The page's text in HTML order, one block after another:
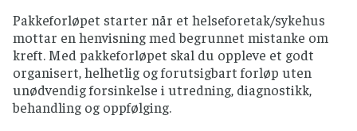
Pakkeforløpet starter når et helseforetak/sykehus
mottar en henvisning med begrunnet mistanke om
kreft. Med pakkeforløpet skal du oppleve et godt
organisert, helhetlig og forutsigbart forløp uten
unødvendig forsinkelse i utredning, diagnostikk,
behandling og oppfølging.